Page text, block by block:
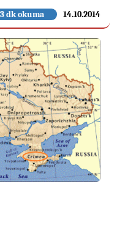
14.10.2014
dk okuma